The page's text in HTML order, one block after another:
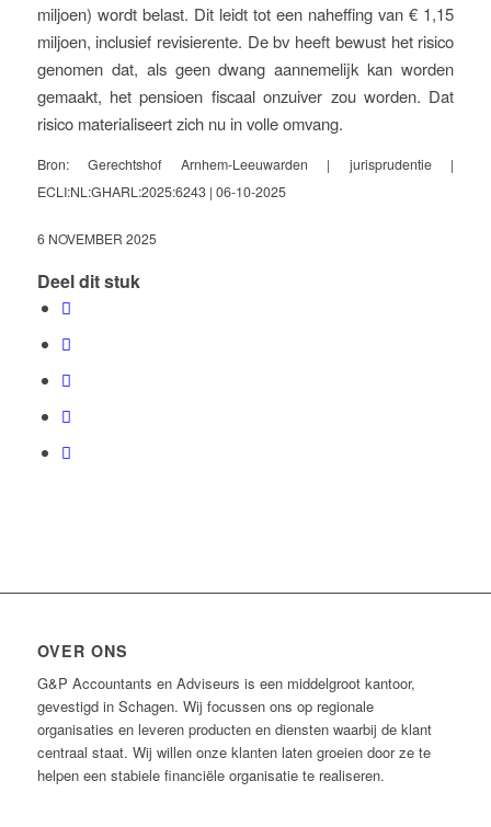
miljoen) wordt belast. Dit leidt tot een naheffing van € 1,15
miljoen, inclusief revisierente. De bv heeft bewust het risico
genomen dat, als geen dwang aannemelijk kan worden
gemaakt, het pensioen fiscaal onzuiver zou worden. Dat
risico materialiseert zich nu in volle omvang.
Bron: Gerechtshof Arnhem-Leeuwarden | jurisprudentie |
ECLI:NL:GHARL:2025:6243 | 06-10-2025
6 NOVEMBER 2025
Deel dit stuk
OVER ONS
G&P Accountants en Adviseurs is een middelgroot kantoor,
gevestigd in Schagen. Wij focussen ons op regionale
organisaties en leveren producten en diensten waarbij de klant
centraal staat. Wij willen onze klanten laten groeien door ze te
helpen een stabiele financiële organisatie te realiseren.